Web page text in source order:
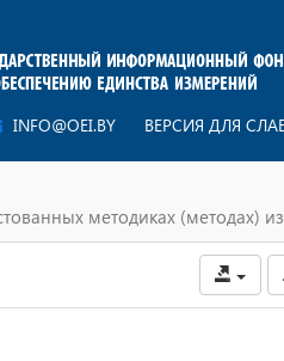
INFO@OEI.BY ВЕРСИЯ ДЛЯ
методиках (методах)